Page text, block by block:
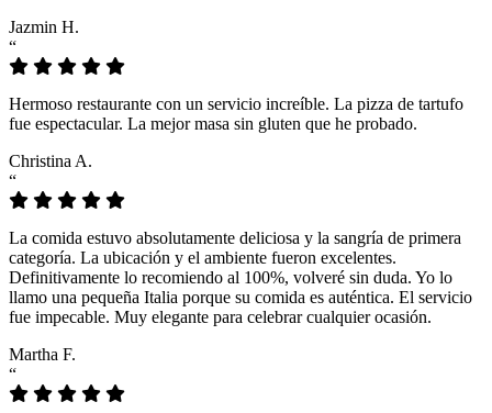
Jazmin H.
“
Hermoso restaurante con un servicio increíble. La pizza de tartufo
fue espectacular. La mejor masa sin gluten que he probado.
Christina A.
“
La comida estuvo absolutamente deliciosa y la sangría de primera
categoría. La ubicación y el ambiente fueron excelentes.
Definitivamente lo recomiendo al 100%, volveré sin duda. Yo lo
llamo una pequeña Italia porque su comida es auténtica. El servicio
fue impecable. Muy elegante para celebrar cualquier ocasión.
Martha F.
“